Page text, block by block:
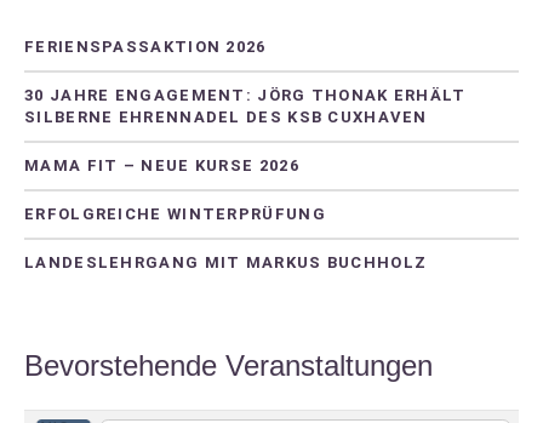
FERIENSPASSAKTION 2026
30 JAHRE ENGAGEMENT: JÖRG THONAK ERHÄLT
SILBERNE EHRENNADEL DES KSB CUXHAVEN
MAMA FIT – NEUE KURSE 2026
ERFOLGREICHE WINTERPRÜFUNG
LANDESLEHRGANG MIT MARKUS BUCHHOLZ
Bevorstehende Veranstaltungen